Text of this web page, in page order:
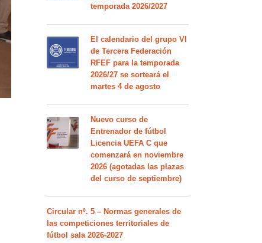
temporada 2026/2027
El calendario del grupo VI
de Tercera Federación
RFEF para la temporada
2026/27 se sorteará el
martes 4 de agosto
Nuevo curso de
Entrenador de fútbol
Licencia UEFA C que
comenzará en noviembre
2026 (agotadas las plazas
del curso de septiembre)
Circular nº. 5 – Normas generales de
las competiciones territoriales de
fútbol sala 2026-2027